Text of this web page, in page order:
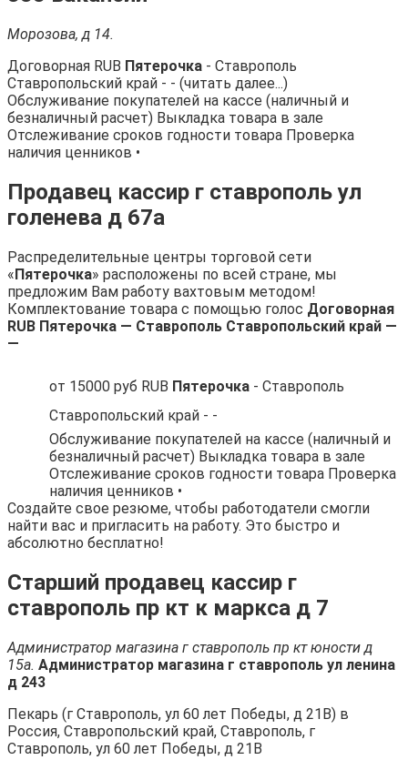
Морозова, д 14.
Договорная RUB Пятерочка - Ставрополь
Ставропольский край - - (читать далее...)
Обслуживание покупателей на кассе (наличный и
безналичный расчет) Выкладка товара в зале
Отслеживание сроков годности товара Проверка
наличия ценников •
Продавец кассир г ставрополь ул
голенева д 67а
Распределительные центры торговой сети
«Пятерочка» расположены по всей стране, мы
предложим Вам работу вахтовым методом!
Комплектование товара с помощью голос Договорная
RUB Пятерочка — Ставрополь Ставропольский край —
—
от 15000 руб RUB Пятерочка - Ставрополь
Ставропольский край - -
Обслуживание покупателей на кассе (наличный и
безналичный расчет) Выкладка товара в зале
Отслеживание сроков годности товара Проверка
наличия ценников •
Создайте свое резюме, чтобы работодатели смогли
найти вас и пригласить на работу. Это быстро и
абсолютно бесплатно!
Старший продавец кассир г
ставрополь пр кт к маркса д 7
Администратор магазина г ставрополь пр кт юности д
15а. Администратор магазина г ставрополь ул ленина
д 243
Пекарь (г Ставрополь, ул 60 лет Победы, д 21В) в
Россия, Ставропольский край, Ставрополь, г
Ставрополь, ул 60 лет Победы, д 21В